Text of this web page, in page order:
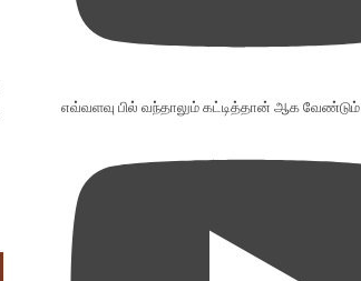
எவ்வளவு பில் வந்தாலும் கட்டித்தான் ஆக வேண்டும்